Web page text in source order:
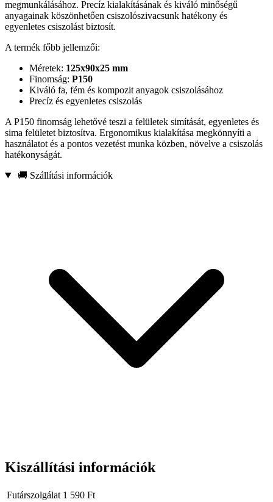
megmunkálásához. Precíz kialakításának és kiváló minőségű
anyagainak köszönhetően csiszolószivacsunk hatékony és
egyenletes csiszolást biztosít.
A termék főbb jellemzői:
Méretek: 125x90x25 mm
Finomság: P150
Kiváló fa, fém és kompozit anyagok csiszolásához
Precíz és egyenletes csiszolás
A P150 finomság lehetővé teszi a felületek simítását, egyenletes és
sima felületet biztosítva. Ergonomikus kialakítása megkönnyíti a
használatot és a pontos vezetést munka közben, növelve a csiszolás
hatékonyságát.
🚚 Szállítási információk
Kiszállítási információk
Futárszolgálat 1 590 Ft